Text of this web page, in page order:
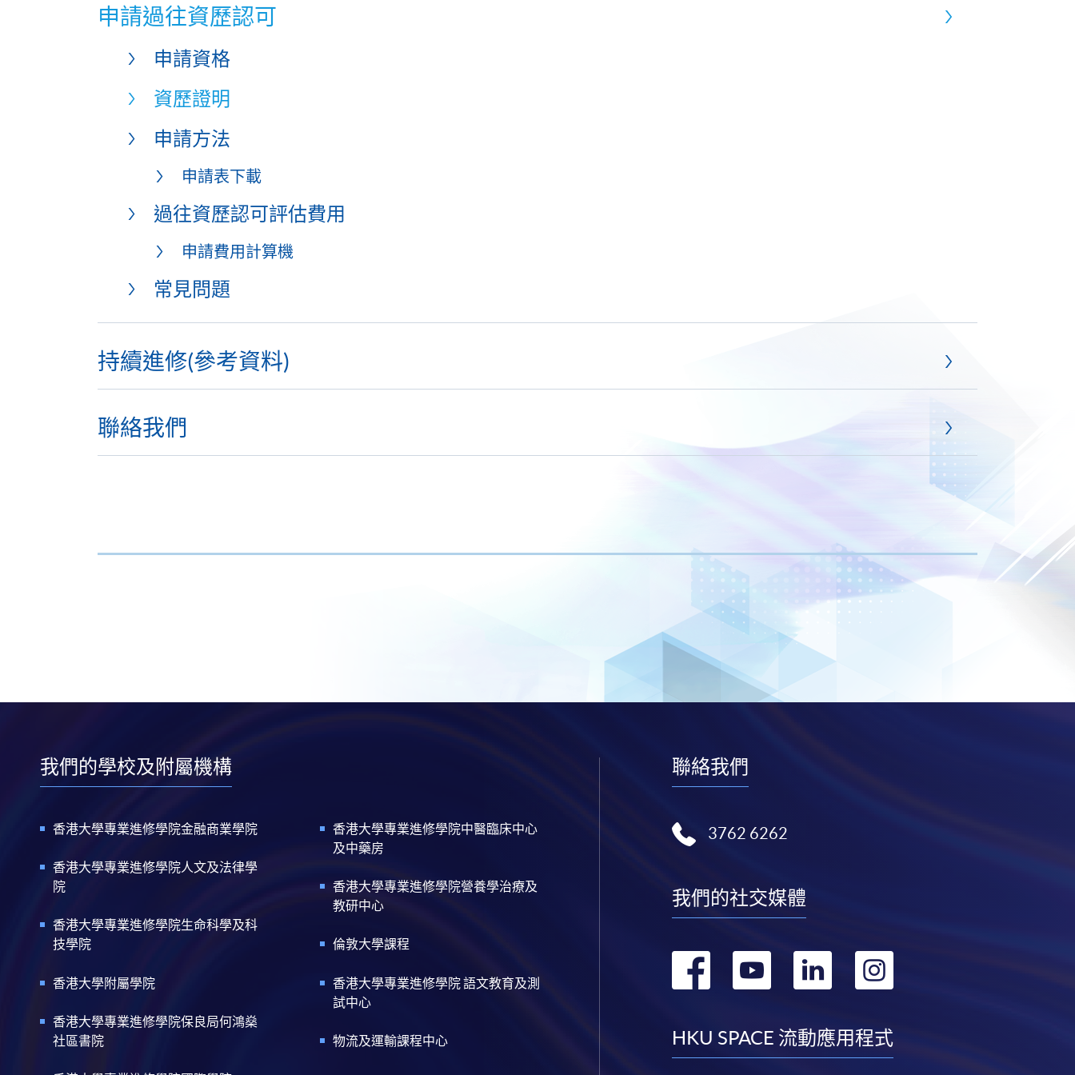
申請過往資歷認可
申請資格
資歷證明
申請方法
申請表下載
過往資歷認可評估費用
申請費用計算機
常見問題
持續進修(參考資料)
聯絡我們
我們的學校及附屬機構
香港大學專業進修學院金融商業學院
香港大學專業進修學院人文及法律學
院
香港大學專業進修學院生命科學及科
技學院
香港大學附屬學院
香港大學專業進修學院保良局何鴻燊
社區書院
香港大學專業進修學院中醫臨床中心
及中藥房
香港大學專業進修學院營養學治療及
教研中心
倫敦大學課程
香港大學專業進修學院 語文教育及測
試中心
物流及運輸課程中心
聯絡我們
3762 6262
我們的社交媒體
轉
facebook
轉
youtube
轉
linkedin
轉
instagram
HKU SPACE 流動應用程式